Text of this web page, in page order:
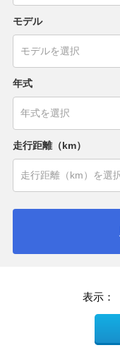
モデル
年式
走行距離（km）
表示：